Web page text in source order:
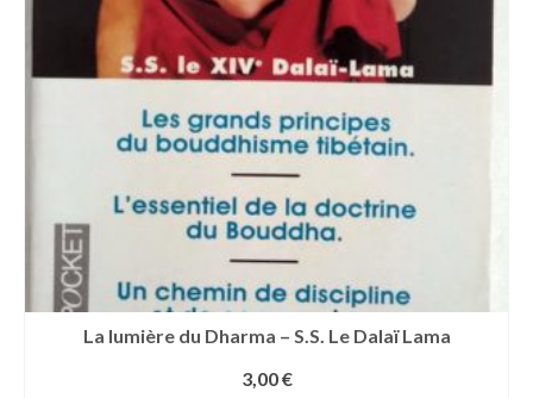
La lumière du Dharma – S.S. Le Dalaï Lama
3,00€